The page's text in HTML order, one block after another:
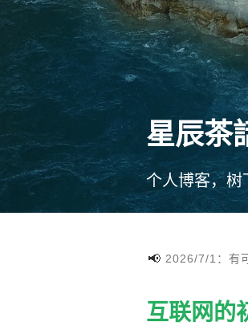
星辰茶
个人博客，树
2026/7/1：有
互联网的